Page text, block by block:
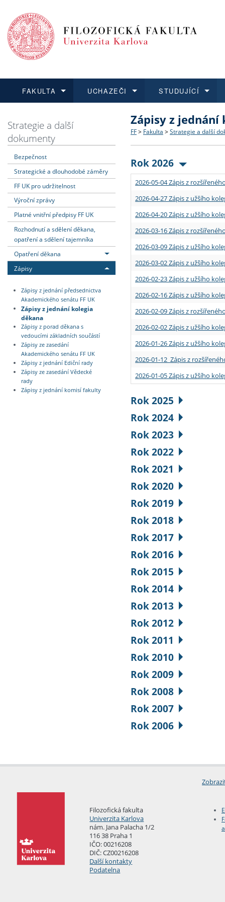
FAKULTA
Dozvědět se více
Struktura a historie
Strategie a další
Podpora a benefity pro
Absolventi fakulty
UCHAZEČI
Podat přihlášku
Co studovat a jak se
Učitelské studijní
Informace k průběhu
STUDUJÍCÍ
Dozvědět se více
Bakalářské a magisterské
Doktorské studium
Rigorózní řízení
Dozvědět se více
O vědě a výzkumu na FF
Akademické kvalifikace
Granty a projekty
Dozvědět se více
Aktuální nabídky a
Vyjíždějící studenti
Přijíždějící studenti
Vyjíždějící zaměstnanci
Strategie a další
dokumenty
Bezpečnost
Strategické a dlouhodobé záměry
FF UK pro udržitelnost
Výroční zprávy
Platné vnitřní předpisy FF UK
Rozhodnutí a sdělení děkana,
opatření a sdělení tajemníka
Opatření děkana
Zápisy
Zápisy z jednání předsednictva
Akademického senátu FF UK
Zápisy z jednání kolegia
děkana
Zápisy z porad děkana s
vedoucími základních součástí
Zápisy ze zasedání
Akademického senátu FF UK
Zápisy z jednání Ediční rady
Zápisy ze zasedání Vědecké
rady
Zápisy z jednání komisí fakulty
Zápisy z jednání
FF > Fakulta > Strategie a další
Rok 2026
2026-05-04 Zápis z
2026-04-27 Zápis z užšího
2026-04-20 Zápis z užšího
2026-03-16 Zápis z
2026-03-09 Zápis z užšího
2026-03-02 Zápis z užšího
2026-02-23 Zápis z užšího
2026-02-16 Zápis z užšího
2026-02-09 Zápis z
2026-02-02 Zápis z užšího
2026-01-26 Zápis z užšího
2026-01-12 Zápis z
2026-01-05 Zápis z užšího
Rok 2025
Rok 2024
Rok 2023
Rok 2022
Rok 2021
Rok 2020
Rok 2019
Rok 2018
Rok 2017
Rok 2016
Rok 2015
Rok 2014
Rok 2013
Rok 2012
Rok 2011
Rok 2010
Rok 2009
Rok 2008
Rok 2007
Rok 2006
Filozofická fakulta
Univerzita Karlova
nám. Jana Palacha 1/2
116 38 Praha 1
IČO: 00216208
DIČ: CZ00216208
Další kontakty
Podatelna